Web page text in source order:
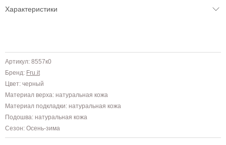
Характеристики
Артикул: 8557к0
Бренд: Fru.it
Цвет: черный
Материал верха: натуральная кожа
Материал подкладки: натуральная кожа
Подошва: натуральная кожа
Сезон: Осень-зима